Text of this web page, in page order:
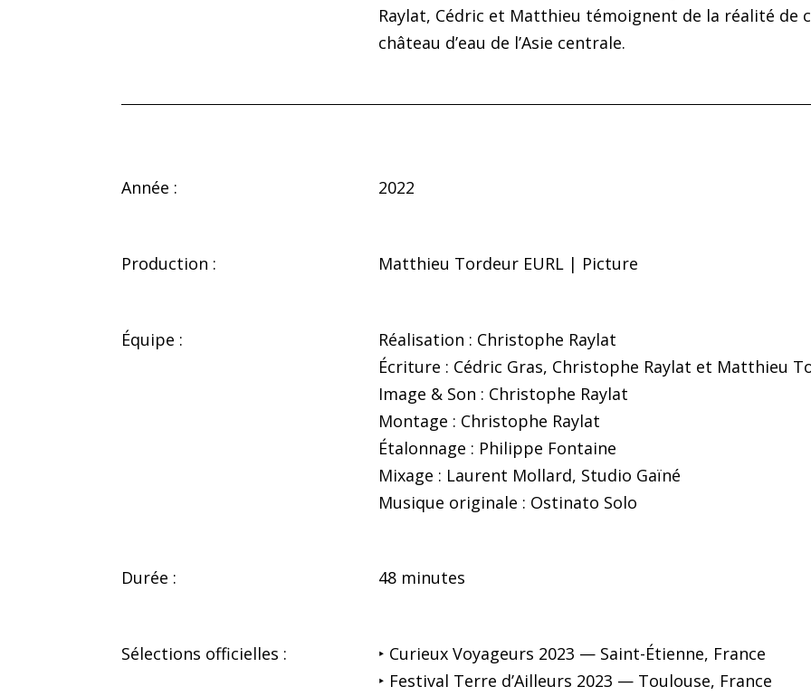
Raylat, Cédric et Matthieu témoignent de la réalité
château d’eau de l’Asie centrale.
Année : 2022
Production : Matthieu Tordeur EURL | Picture
Équipe :
Réalisation : Christophe Raylat
Écriture : Cédric Gras, Christophe Raylat et Matthieu
Image & Son : Christophe Raylat
Montage : Christophe Raylat
Étalonnage : Philippe Fontaine
Mixage : Laurent Mollard, Studio Gaïné
Musique originale : Ostinato Solo
Durée : 48 minutes
Sélections officielles :
‣ Curieux Voyageurs 2023 — Saint-Étienne, France
‣ Festival Terre d’Ailleurs 2023 — Toulouse, France